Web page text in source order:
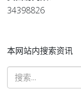
34398826
本网站内搜索资讯